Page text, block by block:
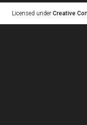
Licensed under Creative